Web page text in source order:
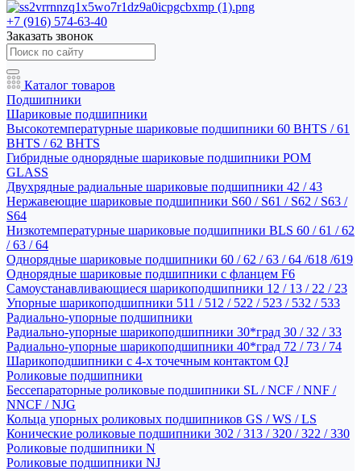
+7 (916) 574-63-40
Заказать звонок
Каталог товаров
Подшипники
Шариковые подшипники
Высокотемпературные шариковые подшипники 60 BHTS / 61
BHTS / 62 BHTS
Гибридные однорядные шариковые подшипники POM
GLASS
Двухрядные радиальные шариковые подшипники 42 / 43
Нержавеющие шариковые подшипники S60 / S61 / S62 / S63 /
S64
Низкотемпературные шариковые подшипники BLS 60 / 61 / 62
/ 63 / 64
Однорядные шариковые подшипники 60 / 62 / 63 / 64 /618 /619
Однорядные шариковые подшипники с фланцем F6
Самоустанавливающиеся шарикоподшипники 12 / 13 / 22 / 23
Упорные шарикоподшипники 511 / 512 / 522 / 523 / 532 / 533
Радиально-упорные подшипники
Радиально-упорные шарикоподшипники 30*град 30 / 32 / 33
Радиально-упорные шарикоподшипники 40*град 72 / 73 / 74
Шарикоподшипники с 4-х точечным контактом QJ
Роликовые подшипники
Бессепараторные роликовые подшипники SL / NCF / NNF /
NNCF / NJG
Кольца упорных роликовых подшипников GS / WS / LS
Конические роликовые подшипники 302 / 313 / 320 / 322 / 330
Роликовые подшипники N
Роликовые подшипники NJ